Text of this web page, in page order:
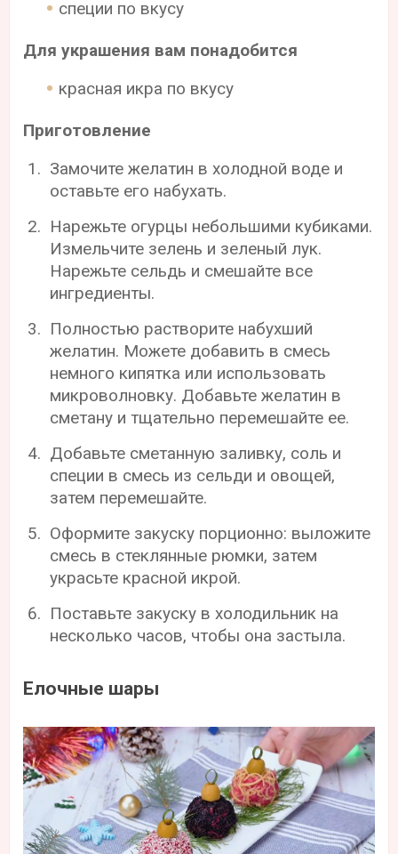
специи по вкусу
Для украшения вам понадобится
красная икра по вкусу
Приготовление
Замочите желатин в холодной воде и
оставьте его набухать.
Нарежьте огурцы небольшими кубиками.
Измельчите зелень и зеленый лук.
Нарежьте сельдь и смешайте все
ингредиенты.
Полностью растворите набухший
желатин. Можете добавить в смесь
немного кипятка или использовать
микроволновку. Добавьте желатин в
сметану и тщательно перемешайте ее.
Добавьте сметанную заливку, соль и
специи в смесь из сельди и овощей,
затем перемешайте.
Оформите закуску порционно: выложите
смесь в стеклянные рюмки, затем
украсьте красной икрой.
Поставьте закуску в холодильник на
несколько часов, чтобы она застыла.
Елочные шары